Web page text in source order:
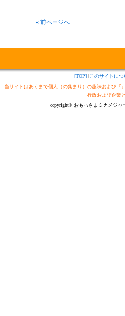
« 前ページへ
[TOP] [このサイトにつ
当サイトはあくまで個人（の集まり）の趣味および『
行政および企業
copyright© おもっさまミカメジャ